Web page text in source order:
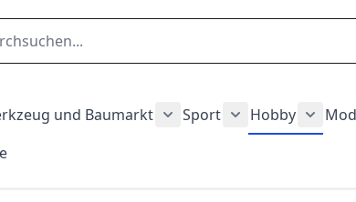
submenu for Garten und Outdoor category
und Baumarkt
Show submenu for
Sport
Show submenu
Hobby
Show